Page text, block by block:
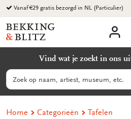
Ga
naar
content
Vanaf €29 gratis bezorgd in NL (Particulier)
Bekking
&
B.V.
Vind wat je zoekt in ons
Zoeken
Home Categorieën Tafelen